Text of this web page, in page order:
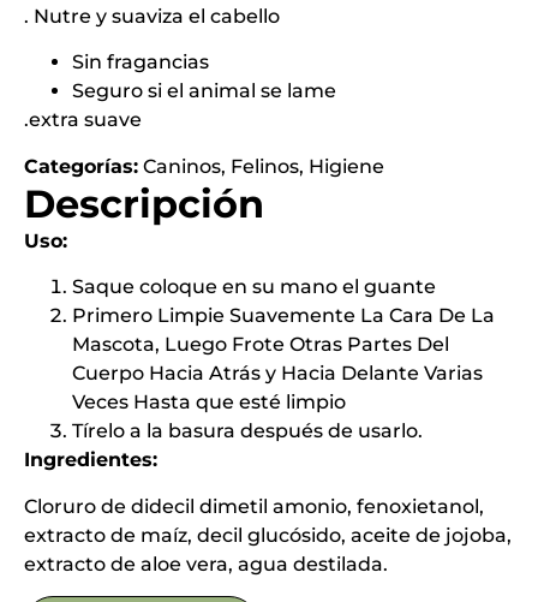
. Nutre y suaviza el cabello
Sin fragancias
Seguro si el animal se lame
.extra suave
Categorías: Caninos, Felinos, Higiene
Descripción
Uso:
Saque coloque en su mano el guante
Primero Limpie Suavemente La Cara De La
Mascota, Luego Frote Otras Partes Del
Cuerpo Hacia Atrás y Hacia Delante Varias
Veces Hasta que esté limpio
Tírelo a la basura después de usarlo.
Ingredientes:
Cloruro de didecil dimetil amonio, fenoxietanol,
extracto de maíz, decil glucósido, aceite de jojoba,
extracto de aloe vera, agua destilada.